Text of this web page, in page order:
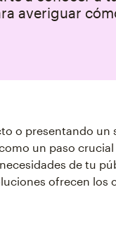
averiguar
o presentando un
un paso crucial
de tu
ofrecen los